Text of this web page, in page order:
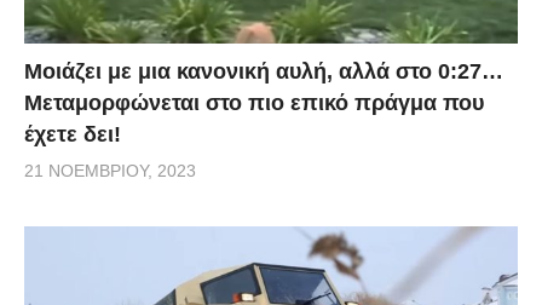
Μοιάζει με μια κανονική αυλή, αλλά στο 0:27…
Μεταμορφώνεται στο πιο επικό πράγμα που
έχετε δει!
21 ΝΟΕΜΒΡΊΟΥ, 2023